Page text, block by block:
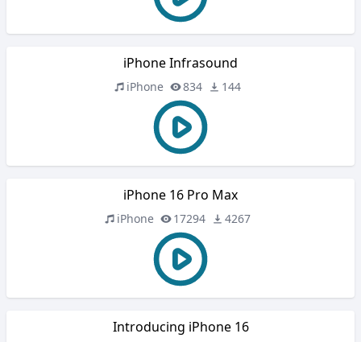
iPhone Infrasound
iPhone 834 144
iPhone 16 Pro Max
iPhone 17294 4267
Introducing iPhone 16